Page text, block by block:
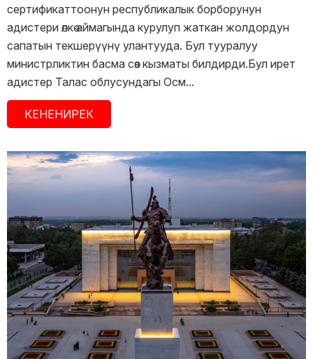
сертификаттоонун республикалык борборунун
адистери өлкө аймагында курулуп жаткан жолдордун
сапатын текшерүүнү улантууда. Бул тууралуу
министрликтин басма сөз кызматы билдирди.Бул ирет
адистер Талас облусундагы Осм...
КЕНЕНИРЕК